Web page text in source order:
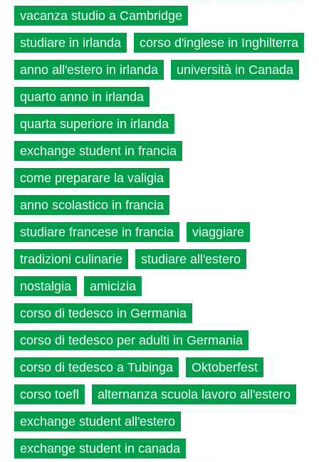
vacanza studio a Cambridge
studiare in irlanda
corso d'inglese in Inghilterra
anno all'estero in irlanda
università in Canada
quarto anno in irlanda
quarta superiore in irlanda
exchange student in francia
come preparare la valigia
anno scolastico in francia
studiare francese in francia
viaggiare
tradizioni culinarie
studiare all'estero
nostalgia
amicizia
corso di tedesco in Germania
corso di tedesco per adulti in Germania
corso di tedesco a Tubinga
Oktoberfest
corso toefl
alternanza scuola lavoro all'estero
exchange student all'estero
exchange student in canada